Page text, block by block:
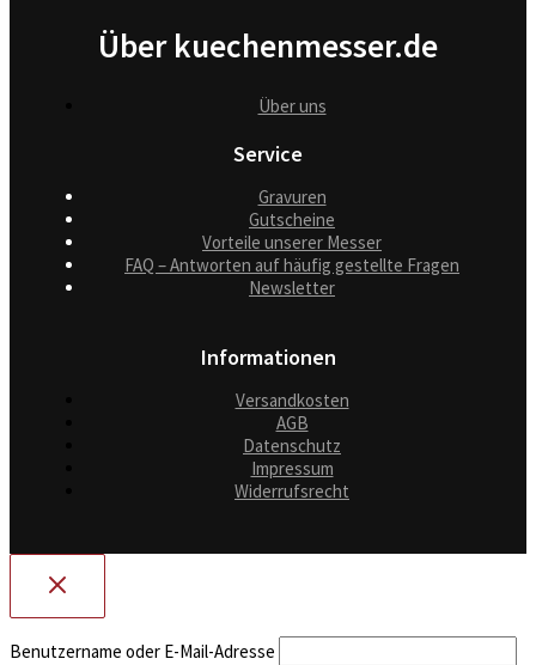
Über kuechenmesser.de
Über uns
Service
Gravuren
Gutscheine
Vorteile unserer Messer
FAQ – Antworten auf häufig gestellte Fragen
Newsletter
Informationen
Versandkosten
AGB
Datenschutz
Impressum
Widerrufsrecht
Benutzername oder E-Mail-Adresse